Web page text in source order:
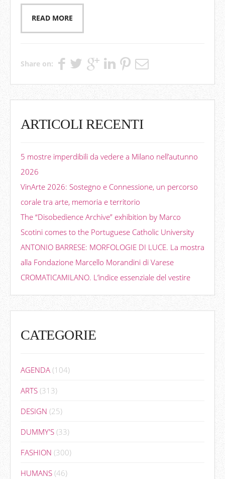
READ MORE
Share on:
ARTICOLI RECENTI
5 mostre imperdibili da vedere a Milano nell’autunno
2026
VinArte 2026: Sostegno e Connessione, un percorso
corale tra arte, memoria e territorio
The “Disobedience Archive” exhibition by Marco
Scotini comes to the Portuguese Catholic University
ANTONIO BARRESE: MORFOLOGIE DI LUCE. La mostra
alla Fondazione Marcello Morandini di Varese
CROMATICAMILANO. L’indice essenziale del vestire
CATEGORIE
AGENDA (104)
ARTS (313)
DESIGN (25)
DUMMY'S (33)
FASHION (300)
HUMANS (46)